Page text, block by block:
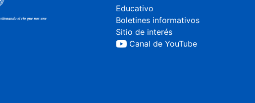
Educativo
Boletines informativos
Sitio de interés
Canal de YouTube